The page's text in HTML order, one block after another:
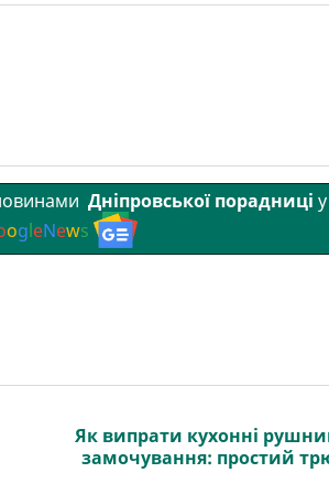
Дніпровської порадниці у
ogleNews
Як випрати кухонні
замочування: простий